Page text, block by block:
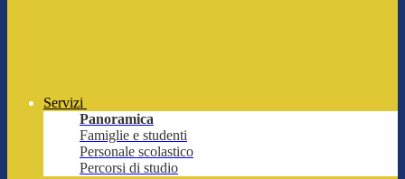
Servizi
Panoramica
Famiglie e studenti
Personale scolastico
Percorsi di studio